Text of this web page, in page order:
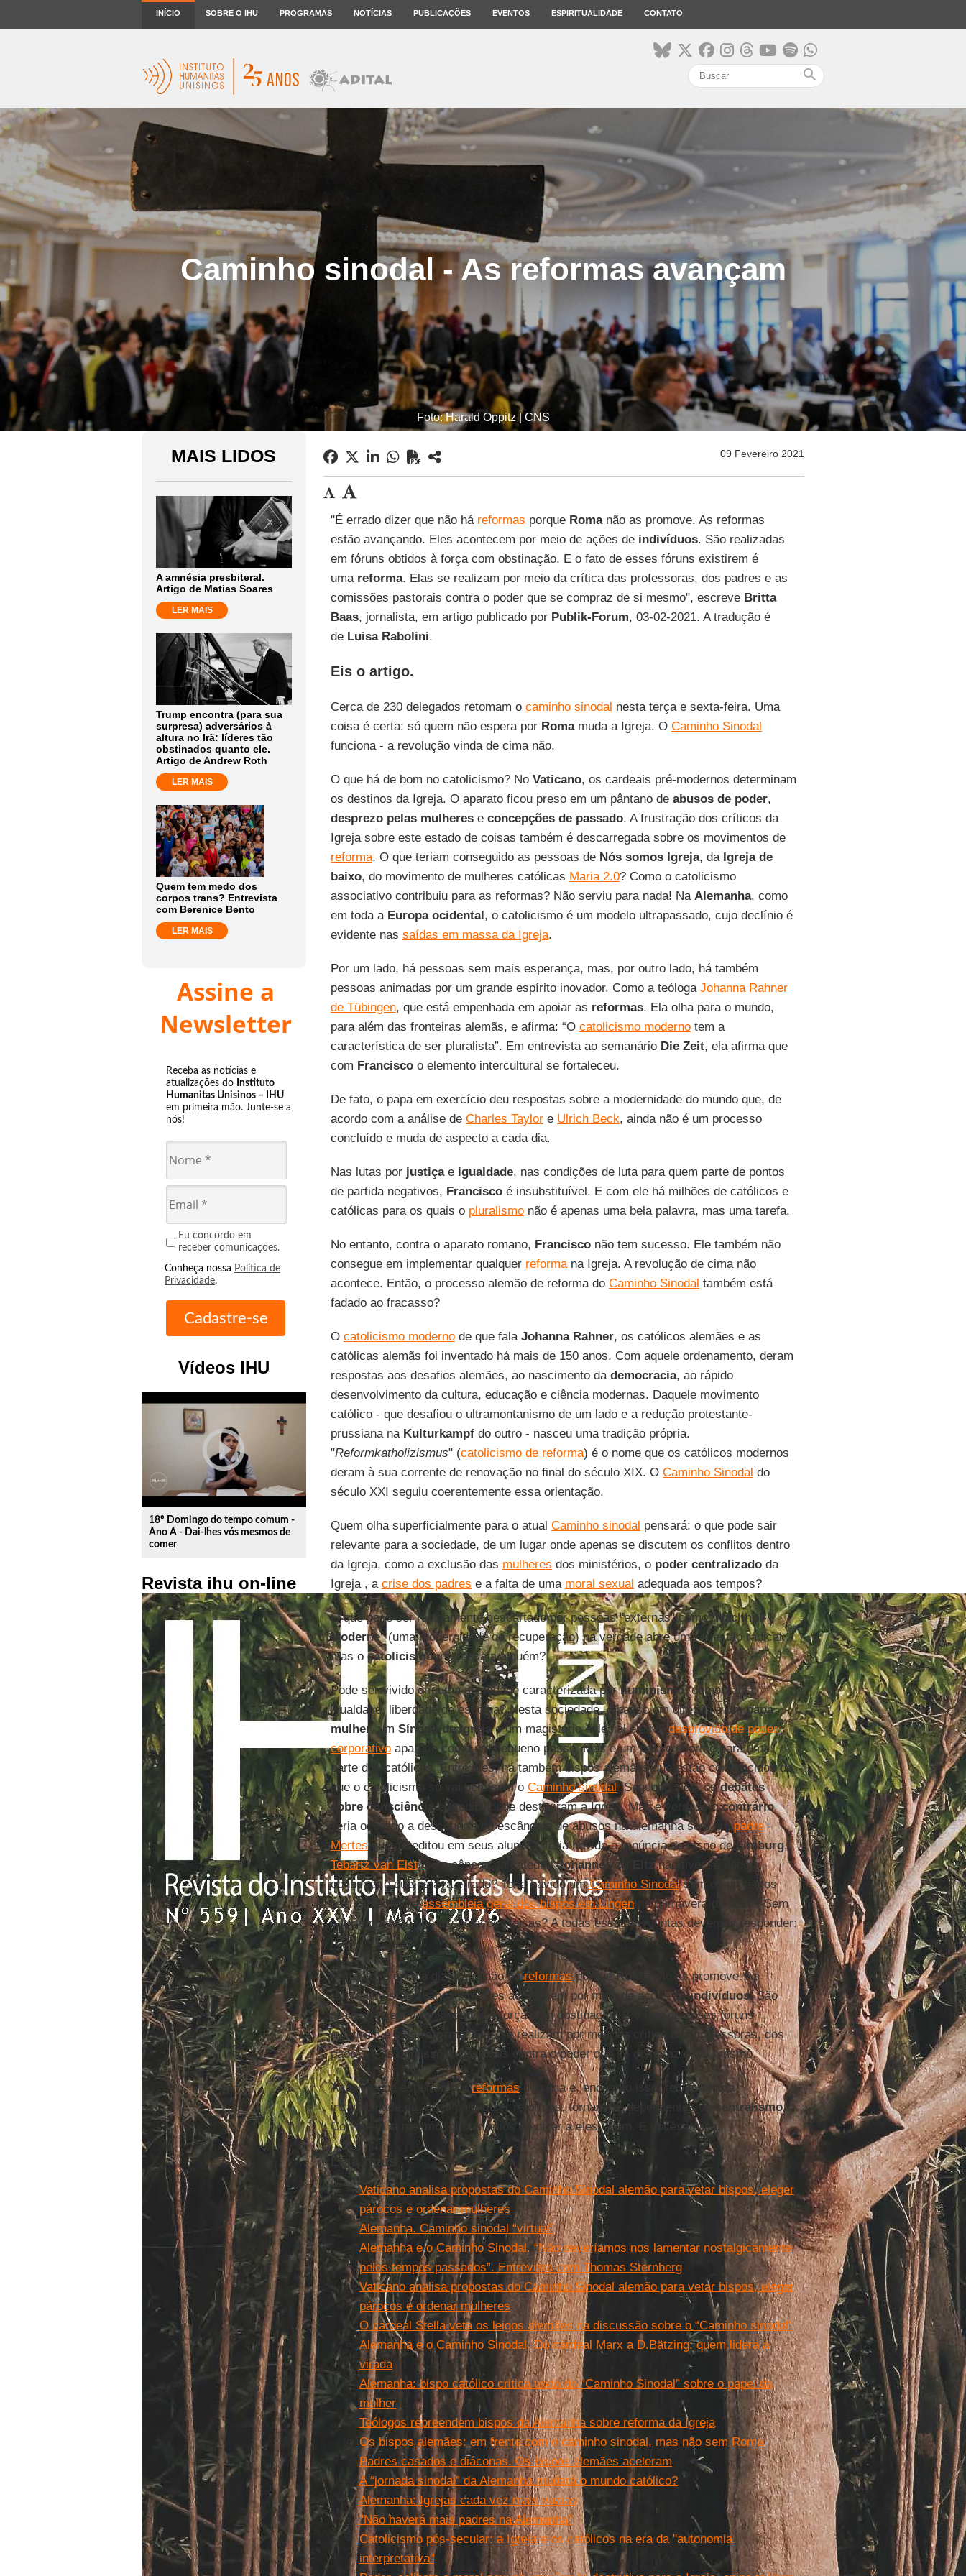
INÍCIO SOBRE O IHU PROGRAMAS NOTÍCIAS PUBLICAÇÕES EVENTOS ESPIRITUALIDADE CONTATO
search
Caminho sinodal - As reformas avançam
Foto: Harald Oppitz | CNS
MAIS LIDOS
A amnésia presbiteral.
Artigo de Matias Soares
LER MAIS
Trump encontra (para sua
surpresa) adversários à
altura no Irã: líderes tão
obstinados quanto ele.
Artigo de Andrew Roth
LER MAIS
Quem tem medo dos
corpos trans? Entrevista
com Berenice Bento
LER MAIS
Assine a
Newsletter
Receba as notícias e
atualizações do Instituto
Humanitas Unisinos – IHU
em primeira mão. Junte-se a
nós!
Eu concordo em
receber comunicações.
Conheça nossa Política de
Privacidade.
Vídeos IHU
play_circle_outline
18º Domingo do tempo comum -
Ano A - Dai-lhes vós mesmos de
comer
Revista ihu on-line
09 Fevereiro 2021
"É errado dizer que não há reformas porque Romanão as promove. As reformas
estão avançando. Eles acontecem por meio de ações de indivíduos. São realizadas
em fóruns obtidos à força com obstinação. E o fato de esses fóruns existirem é
uma reforma. Elas se realizam por meio da crítica das professoras, dos padres e as
comissões pastorais contra o poder que se compraz de si mesmo", escreve Britta
Baas, jornalista, em artigo publicado por Publik-Forum, 03-02-2021. A tradução é
de Luisa Rabolini.
Eis o artigo.
Cerca de 230 delegados retomam o caminho sinodal nesta terça e sexta-feira. Uma
coisa é certa: só quem não espera por Romamuda a Igreja. O Caminho Sinodal
funciona - a revolução vinda de cima não.
O que há de bom no catolicismo? No Vaticano, os cardeais pré-modernos determinam
os destinos da Igreja. O aparato ficou preso em um pântano de abusos de poder,
desprezo pelas mulherese concepções de passado. A frustração dos críticos da
Igreja sobre este estado de coisas também é descarregada sobre os movimentos de
reforma. O que teriam conseguido as pessoas de Nós somos Igreja, da Igreja de
baixo, do movimento de mulheres católicas Maria 2.0? Como o catolicismo
associativo contribuiu para as reformas? Não serviu para nada! Na Alemanha, como
em toda a Europa ocidental, o catolicismo é um modelo ultrapassado, cujo declínio é
evidente nas saídas em massa da Igreja.
Por um lado, há pessoas sem mais esperança, mas, por outro lado, há também
pessoas animadas por um grande espírito inovador. Como a teóloga Johanna Rahner
de Tübingen, que está empenhada em apoiar as reformas. Ela olha para o mundo,
para além das fronteiras alemãs, e afirma: “O catolicismo modernotem a
característica de ser pluralista”. Em entrevista ao semanário Die Zeit, ela afirma que
com Franciscoo elemento intercultural se fortaleceu.
De fato, o papa em exercício deu respostas sobre a modernidade do mundo que, de
acordo com a análise de Charles Taylore Ulrich Beck, ainda não é um processo
concluído e muda de aspecto a cada dia.
Nas lutas por justiçae igualdade, nas condições de luta para quem parte de pontos
de partida negativos, Franciscoé insubstituível. E com ele há milhões de católicos e
católicas para os quais o pluralismonão é apenas uma bela palavra, mas uma tarefa.
No entanto, contra o aparato romano, Francisconão tem sucesso. Ele também não
consegue em implementar qualquer reformana Igreja. A revolução de cima não
acontece. Então, o processo alemão de reforma do Caminho Sinodal também está
fadado ao fracasso?
O catolicismo modernode que fala Johanna Rahner, os católicos alemães e as
católicas alemãs foi inventado há mais de 150 anos. Com aquele ordenamento, deram
respostas aos desafios alemães, ao nascimento da democracia, ao rápido
desenvolvimento da cultura, educação e ciência modernas. Daquele movimento
católico - que desafiou o ultramontanismo de um lado e a redução protestante-
prussiana na Kulturkampfdo outro - nasceu uma tradição própria.
"Reformkatholizismus" (catolicismo de reforma) é o nome que os católicos modernos
deram à sua corrente de renovação no final do século XIX. O Caminho Sinodal do
século XXI seguiu coerentemente essa orientação.
Quem olha superficialmente para o atual Caminho sinodal pensará: o que pode sair
relevante para a sociedade, de um lugar onde apenas se discutem os conflitos dentro
da Igreja, como a exclusão das mulheres dos ministérios, o poder centralizadoda
Igreja , a crise dos padres e a falta de uma moral sexual adequada aos tempos?
O que pode ser rapidamente descartado por pessoas "externas" como "Nachhol-
Moderne" (uma modernidade de recuperação) na verdade abre uma questão radical:
mas o catolicismointeressa a alguém?
Pode ser vivido em uma sociedade caracterizada porIluminismo, democracia,
igualdade, liberdade de escolha? Nesta sociedade, o passo em direção a umpapa
mulher, um Sínodo da Igreja e um magistério eclesial eletivodesprovido de poder
corporativoaparece como um pequeno passo. Mas é um passo enorme para uma
parte dos católicos. Entre eles, há também bispos alemães que estão convencidos de
que o catolicismo só vai bem sem o Caminho sinodal . Segundo eles, osdebates
sobre consciênciae credibilidade destruíram a Igreja. Mas é verdade ocontrário.
Teria ocorrido a descoberta do escândalo de abusos na Alemanha sem umpadre
Mertesque acreditou em seus alunos? Teria havido a renúncia do bispo de Limburg,
Tebartz van Elst, se o cônego da catedralJohannes zu Eltznão tivesse dado a
conhecer o que estava errado? Teria havido umCaminho Sinodalsem os protestos
das católicas naassembleia geral dos bispos em Lingenna primavera de 2019? Sem
a forte pressão das associações laicas? A todas essas perguntas devemos responder:
não.
Portanto, é errado dizer que não háreformasporqueRoma
não as promove. As
reformas estão avançando. Eles acontecem por meio de ações deindivíduos. São
realizadas em fóruns obtidos à força com obstinação. E o fato de esses fóruns
existirem é umareforma. Elas se realizam por meio da crítica das professoras, dos
padres e as comissões pastorais contra o poder que se compraz de si mesmo.
Aqueles que esperam porreformasde cima e, enquanto isso, reclamam da
incapacidade da Igreja para fazer reformas, tornam-se dependentes do
centralismo.
Confie em si mesmo, gostaríamos de dizer a eles. Ajam. E vocês verão.
Leia mais
Vaticano analisa propostas do Caminho Sinodal alemão para vetar bispos, eleger
párocos e ordenar mulheres
Alemanha. Caminho sinodal “virtual”
Alemanha e o Caminho Sinodal. “Não deveríamos nos lamentar nostalgicamente
pelos tempos passados”. Entrevista com Thomas Sternberg
Vaticano analisa propostas do Caminho Sinodal alemão para vetar bispos, eleger
párocos e ordenar mulheres
O cardeal Stella veta os leigos alemães na discussão sobre o “Caminho sinodal”
Alemanha e o Caminho Sinodal. Do cardeal Marx a D.Bätzing: quem lidera a
virada
Alemanha: bispo católico critica texto do “Caminho Sinodal” sobre o papel da
mulher
Teólogos repreendem bispos da Alemanha sobre reforma da Igreja
Os bispos alemães: em frente com o caminho sinodal, mas não sem Roma
Padres casados ​​e diáconas. Os bispos alemães aceleram
A “jornada sinodal” da Alemanha mudará o mundo católico?
Alemanha: Igrejas cada vez mais vazias
''Não haverá mais padres na Alemanha''
Catolicismo pós-secular: a Igreja e os católicos na era da ''autonomia
interpretativa''